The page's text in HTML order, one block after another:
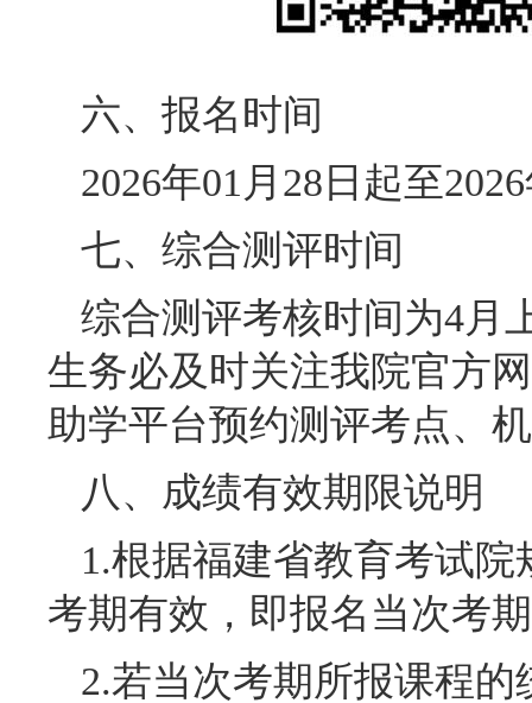
六、报名时间
2026年01月28日起至
七、综合测评时间
综合测评考核时间为4月
生务必及时关注我院官方
助学平台预约测评考点、
八、成绩有效期限说明
1.根据福建省教育考试
考期有效，即报名当次考
2.若当次考期所报课程